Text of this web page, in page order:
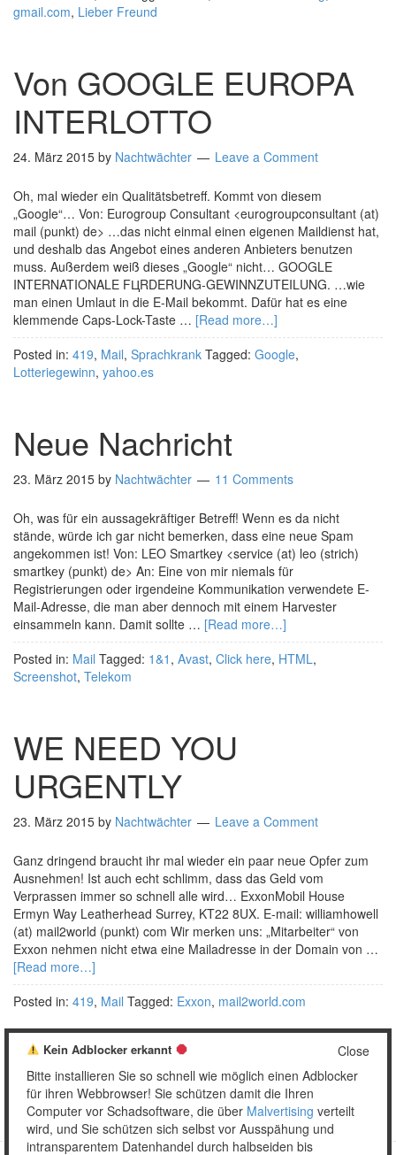
gmail.com, Lieber Freund
Von GOOGLE EUROPA
INTERLOTTO
24. März 2015 by Nachtwächter Leave a Comment
Oh, mal wieder ein Qualitätsbetreff. Kommt von diesem
„Google“… Von: Eurogroup Consultant <eurogroupconsultant (at)
mail (punkt) de> …das nicht einmal einen eigenen Maildienst hat,
und deshalb das Angebot eines anderen Anbieters benutzen
muss. Außerdem weiß dieses „Google“ nicht… GOOGLE
INTERNATIONALE FЦRDERUNG-GEWINNZUTEILUNG. …wie
man einen Umlaut in die E-Mail bekommt. Dafür hat es eine
klemmende Caps-Lock-Taste … [Read more…]
Posted in: 419, Mail, Sprachkrank Tagged: Google,
Lotteriegewinn, yahoo.es
Neue Nachricht
23. März 2015 by Nachtwächter 11 Comments
Oh, was für ein aussagekräftiger Betreff! Wenn es da nicht
stände, würde ich gar nicht bemerken, dass eine neue Spam
angekommen ist! Von: LEO Smartkey <service (at) leo (strich)
smartkey (punkt) de> An: Eine von mir niemals für
Registrierungen oder irgendeine Kommunikation verwendete E-
Mail-Adresse, die man aber dennoch mit einem Harvester
einsammeln kann. Damit sollte … [Read more…]
Posted in: Mail Tagged: 1&1 , Avast, Click here, HTML,
Screenshot, Telekom
WE NEED YOU
URGENTLY
23. März 2015 by Nachtwächter Leave a Comment
Ganz dringend braucht ihr mal wieder ein paar neue Opfer zum
Ausnehmen! Ist auch echt schlimm, dass das Geld vom
Verprassen immer so schnell alle wird… ExxonMobil House
Ermyn Way Leatherhead Surrey, KT22 8UX. E-mail: williamhowell
(at) mail2world (punkt) com Wir merken uns: „Mitarbeiter“ von
Exxon nehmen nicht etwa eine Mailadresse in der Domain von …
[Read more…]
Posted in: 419, Mail Tagged: Exxon, mail2world.com
1 2 … 4 Weiter »
Close
Kein Adblocker erkannt
Bitte installieren Sie so schnell wie möglich einen Adblocker
für ihren Webbrowser! Sie schützen damit die Ihren
Computer vor Schadsoftware, die über Malvertising verteilt
wird, und Sie schützen sich selbst vor Ausspähung und
intransparentem Datenhandel durch halbseiden bis